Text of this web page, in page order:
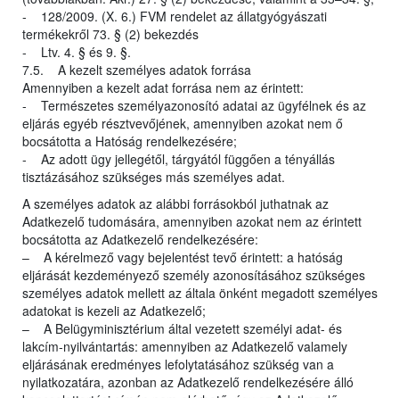
- 128/2009. (X. 6.) FVM rendelet az állatgyógyászati
termékekről 73. § (2) bekezdés
- Ltv. 4. § és 9. §.
7.5. A kezelt személyes adatok forrása
Amennyiben a kezelt adat forrása nem az érintett:
- Természetes személyazonosító adatai az ügyfélnek és az
eljárás egyéb résztvevőjének, amennyiben azokat nem ő
bocsátotta a Hatóság rendelkezésére;
- Az adott ügy jellegétől, tárgyától függően a tényállás
tisztázásához szükséges más személyes adat.
A személyes adatok az alábbi forrásokból juthatnak az
Adatkezelő tudomására, amennyiben azokat nem az érintett
bocsátotta az Adatkezelő rendelkezésére:
– A kérelmező vagy bejelentést tevő érintett: a hatóság
eljárását kezdeményező személy azonosításához szükséges
személyes adatok mellett az általa önként megadott személyes
adatokat is kezeli az Adatkezelő;
– A Belügyminisztérium által vezetett személyi adat- és
lakcím-nyilvántartás: amennyiben az Adatkezelő valamely
eljárásának eredményes lefolytatásához szükség van a
nyilatkozatára, azonban az Adatkezelő rendelkezésére álló